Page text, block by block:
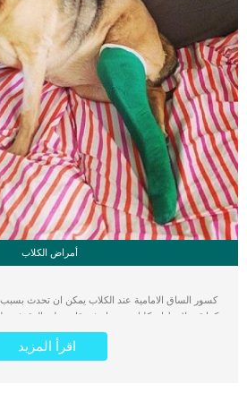
أمراض الكلاب
كسور الساق الامامية عند الكلاب يمكن ان تحدث بسبب
كما قد تلاحظ ان كلبك يعرج او غير قادر على الوقوف
لكن في كل الاحوال عليك ألا تتركه وتتوجه الى
تتدهور الإصابة وتصل الى شلل فى الساق. من
حادث او بسبب الإجهاد الشديد. اعراض تدل على
اقرأ المزيد